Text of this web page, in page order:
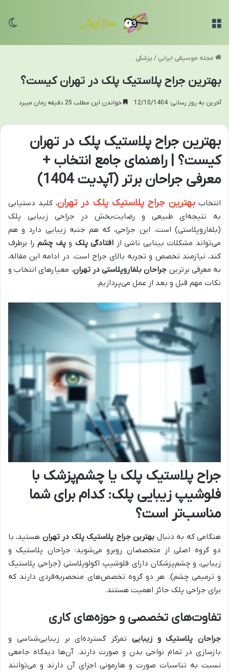
مجله موسیقی ایرانی / پزشکی
بهترین جراح پلاستیک پلک در تهران کیست؟
آخرین به روز رسانی: 12/10/1404 خواندن این مطلب 25 دقیقه زمان میبرد
بهترین جراح پلاستیک پلک در تهران
کیست؟ | راهنمای جامع انتخاب +
معرفی جراحان برتر (آپدیت 1404)
انتخاببهترین جراح پلاستیک پلک در تهران، کلید دستیابی
به نتیجه‌ای طبیعی و رضایت‌بخش در جراحی زیبایی پلک
(بلفاروپلاستی) است. این جراحی، که هم جنبه زیبایی دارد و هم
می‌تواند مشکلات بینایی ناشی از افتادگی پلک وپف چشمرا برطرف
کند، نیازمند تخصص و تجربه بالای جراح است. در ادامه این مقاله،
به معرفی برترین جراحان بلفاروپلاستی در تهران، معیارهای انتخاب و
نکات مهم قبل و بعد از عمل می‌پردازیم.
جراح پلاستیک پلک یا چشم‌پزشک با
فلوشیپ زیبایی پلک: کدام برای شما
مناسب‌تر است؟
هنگامی که به دنبال بهترین جراح پلاستیک پلک در تهران هستید، با
دو گروه اصلی از متخصصان روبرو می‌شوید: جراحان پلاستیک و
زیبایی، و چشم‌پزشکان دارای فلوشیپ اکولوپلاستی (جراحی پلاستیک
و ترمیمی چشم). هر دو گروه تخصص‌های منحصربه‌فردی دارند که
برای جراحی پلک حائز اهمیت هستند.
تفاوت‌های تخصصی و حوزه‌های کاری
جراحان پلاستیک و زیبایی تمرکز گسترده‌ای بر زیبایی‌شناسی و
بازسازی در تمام نواحی بدن و صورت دارند. آن‌ها دیدگاه جامعی
نسبت به تناسبات صورت و هارمونی اجزای آن دارند و می‌توانند